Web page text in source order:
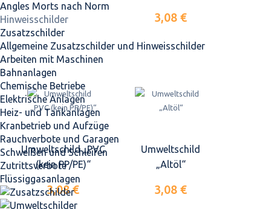
Angles Morts nach Norm
Hinweisschilder
Zusatzschilder
Allgemeine Zusatzschilder und Hinweisschilder
Arbeiten mit Maschinen
Bahnanlagen
Chemische Betriebe
Elektrische Anlagen
Heiz- und Tankanlagen
Kranbetrieb und Aufzüge
Rauchverbote und Garagen
Schweißen und Schleifen
Zutrittsverbote
Flüssiggasanlagen
3,08 €
Umweltschild „PVC
(kein PP/PE)“
3,08 €
Umweltschild
„Altöl“
3,08 €